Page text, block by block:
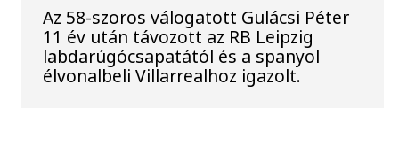
Az 58-szoros válogatott Gulácsi Péter
11 év után távozott az RB Leipzig
labdarúgócsapatától és a spanyol
élvonalbeli Villarrealhoz igazolt.